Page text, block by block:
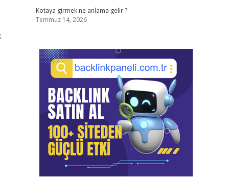
Kotaya girmek ne anlama gelir ?
Temmuz 14, 2026